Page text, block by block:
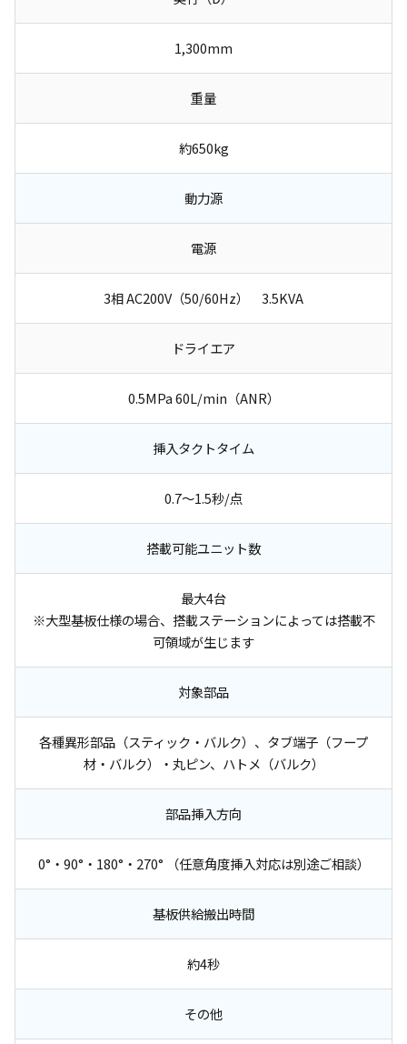
1,300mm
重量
約650kg
動力源
電源
3相 AC200V（50/60Hz） 3.5KVA
ドライエア
0.5MPa 60L/min（ANR）
挿入タクトタイム
0.7～1.5秒/点
搭載可能ユニット数
最大4台
※大型基板仕様の場合、搭載ステーションによっては搭載不
可領域が生じます
対象部品
各種異形部品（スティック・バルク）、タブ端子（フープ
材・バルク）・丸ピン、ハトメ（バルク）
部品挿入方向
0°・90°・180°・270° （任意角度挿入対応は別途ご相談）
基板供給搬出時間
約4秒
その他